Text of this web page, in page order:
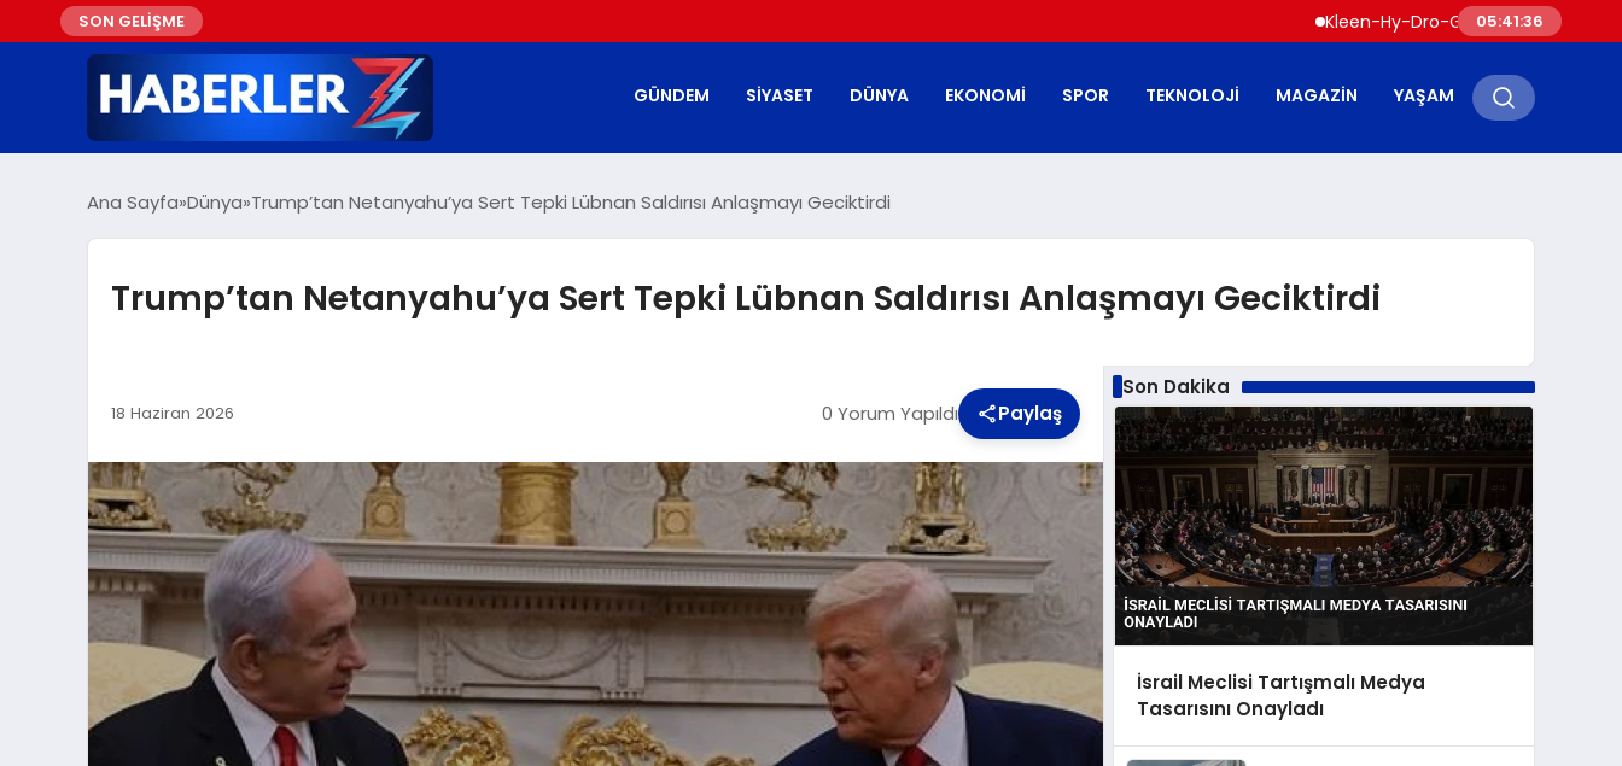
SON GELİŞME Kleen-Hy-Dro-Gen Inc., Sıfır Karbon
05:41:37
GÜNDEM SIYASET DÜNYA EKONOMI SPOR TEKNOLOJI MAGAZIN YAŞAM
Ana Sayfa Dünya Trump’tan Netanyahu’ya Sert Tepki Lübnan Saldırısı Anlaşmayı Geciktirdi
Trump’tan Netanyahu’ya Sert Tepki Lübnan Saldırısı Anlaşmayı Geciktirdi
18 Haziran 2026 0 Yorum Yapıldı Paylaş
Son Dakika
İsrail Meclisi Tartışmalı Medya
Tasarısını Onayladı